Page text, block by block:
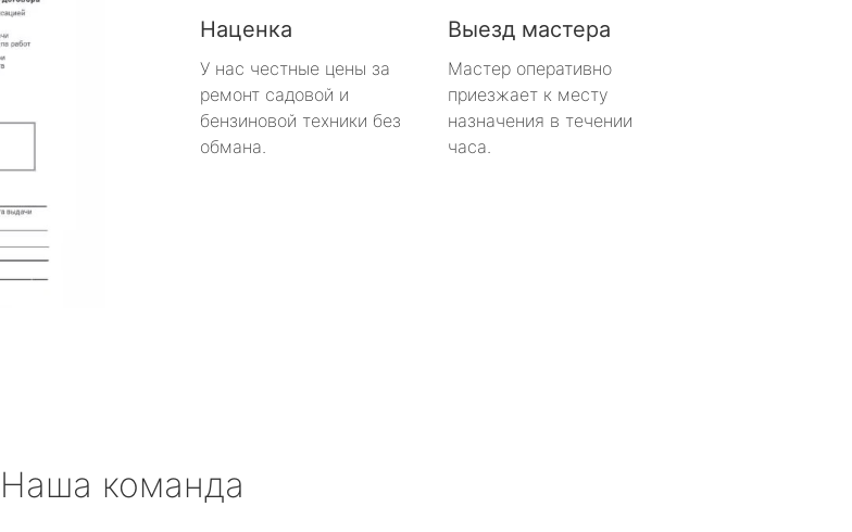
Наценка
У нас честные цены за
ремонт садовой и
бензиновой техники без
обмана.
Выезд мастера
Мастер оперативно
приезжает к месту
назначения в течении
часа.
Наша команда